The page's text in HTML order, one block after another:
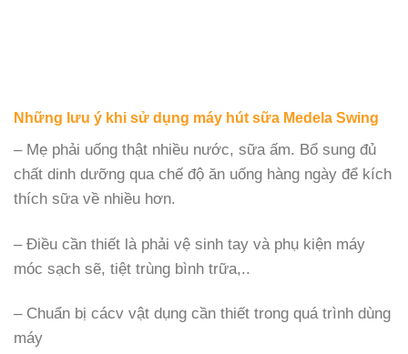
Những lưu ý khi sử dụng máy hút sữa Medela Swing
– Mẹ phải uống thật nhiều nước, sữa ấm. Bổ sung đủ
chất dinh dưỡng qua chế độ ăn uống hàng ngày để kích
thích sữa về nhiều hơn.
– Điều cần thiết là phải vệ sinh tay và phụ kiện máy
móc sạch sẽ, tiệt trùng bình trữa,..
– Chuẩn bị cácv vật dụng cần thiết trong quá trình dùng
máy